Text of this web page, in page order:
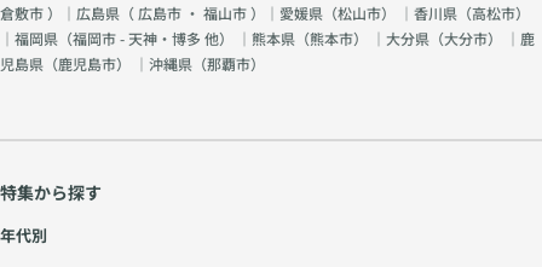
倉敷市）｜広島県（ 広島市 ・ 福山市）｜愛媛県（松山市） ｜香川県（高松市）
｜福岡県（福岡市 - 天神・博多 他） ｜熊本県（熊本市） ｜大分県（大分市） ｜鹿
児島県（鹿児島市） ｜沖縄県（那覇市）
特集から探す
年代別